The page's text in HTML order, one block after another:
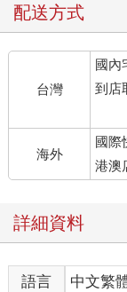
配送方式
台灣
國內
到店
海外
國際
港澳
詳細資料
語言 中文繁